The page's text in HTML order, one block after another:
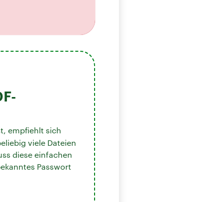
empfiehlt sich
viele Dateien
diese einfachen
Passwort